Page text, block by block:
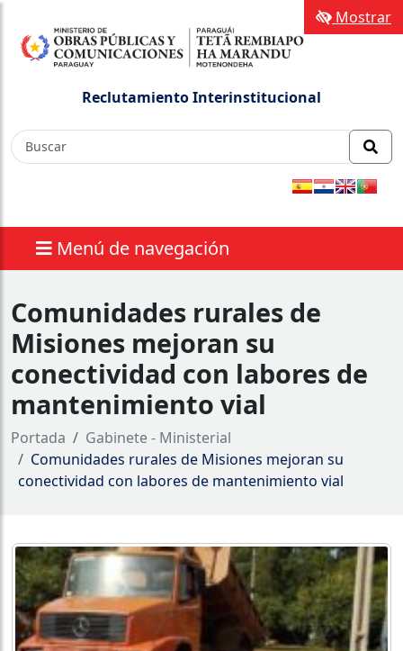
Reclutamiento Interinstitucional
Menú de navegación
Mostrar
Comunidades rurales de
Misiones mejoran su
conectividad con labores de
mantenimiento vial
Portada
Gabinete - Ministerial
Comunidades rurales de Misiones mejoran su
conectividad con labores de mantenimiento vial